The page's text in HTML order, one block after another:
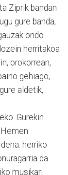
Ziprik bandan
gure banda,
ondo
he­rri­takoa
orokorrean,
gehiago,
aldetik,
Gurekin
herriko
da
musikari